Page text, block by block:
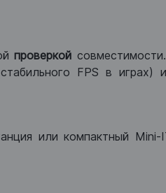
проверкой
FPS в играх)
или компактный